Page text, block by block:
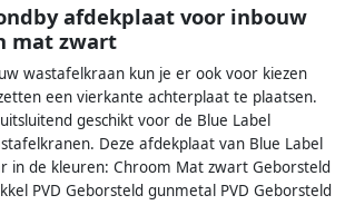
afdekplaat voor inbouw
mat zwart
wastafelkraan kun je er ook voor kiezen
een vierkante achterplaat te plaatsen.
geschikt voor de Blue Label
Deze afdekplaat van Blue Label
in de kleuren: Chroom Mat zwart Geborsteld
PVD Geborsteld gunmetal PVD Geborsteld